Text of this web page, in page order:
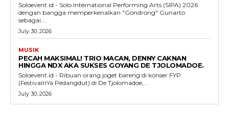
Soloevent.id - Solo International Performing Arts (SIPA) 2026
dengan bangga memperkenalkan "Gondrong" Gunarto
sebagai...
July 30, 2026
MUSIK
PECAH MAKSIMAL! TRIO MACAN, DENNY CAKNAN
HINGGA NDX AKA SUKSES GOYANG DE TJOLOMADOE.
Soloevent.id - Ribuan orang joget bareng di konser FYP
(FestivalnYa Pedangdut) di De Tjolomadoe,...
July 30, 2026